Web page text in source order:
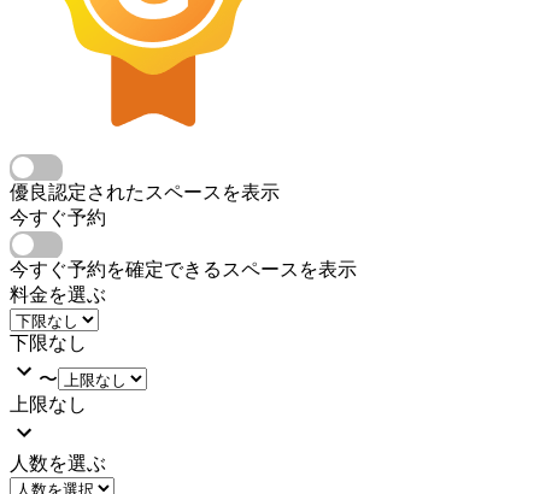
優良認定されたスペースを表示
今すぐ予約
今すぐ予約を確定できるスペースを表示
料金を選ぶ
下限なし
〜
上限なし
人数を選ぶ